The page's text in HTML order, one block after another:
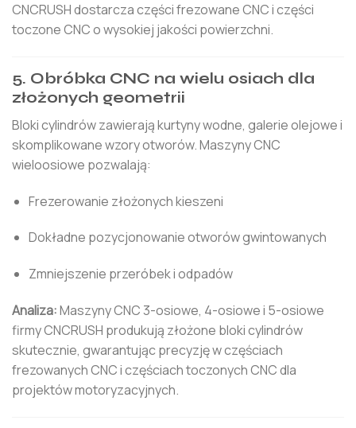
CNCRUSH dostarcza części frezowane CNC i części
toczone CNC o wysokiej jakości powierzchni.
5. Obróbka CNC na wielu osiach dla
złożonych geometrii
Bloki cylindrów zawierają kurtyny wodne, galerie olejowe i
skomplikowane wzory otworów. Maszyny CNC
wieloosiowe pozwalają:
Frezerowanie złożonych kieszeni
Dokładne pozycjonowanie otworów gwintowanych
Zmniejszenie przeróbek i odpadów
Analiza:Maszyny CNC 3-osiowe, 4-osiowe i 5-osiowe
firmy CNCRUSH produkują złożone bloki cylindrów
skutecznie, gwarantując precyzję w częściach
frezowanych CNC i częściach toczonych CNC dla
projektów motoryzacyjnych.